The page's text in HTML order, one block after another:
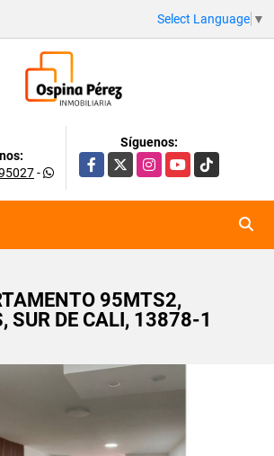
Select Language ▼
-
Síguenos:
Facebook
X InstagramYouTubeTikTok
95MTS2,
SUR DE CALI, 13878-1